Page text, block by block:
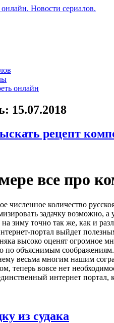
онлайн
15.07.2018
рецепт
все про
численное количество
задачку возможно,
зиму точно так же, как и
портал выйдет
высоко оценят огромное
по объяснимым
весьма многим нашим
теперь вовсе нет
интернет портал,
из судака